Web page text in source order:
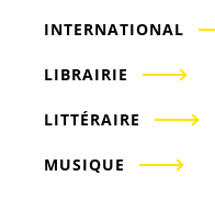
INTERNATIONAL
LIBRAIRIE
LITTÉRAIRE
MUSIQUE